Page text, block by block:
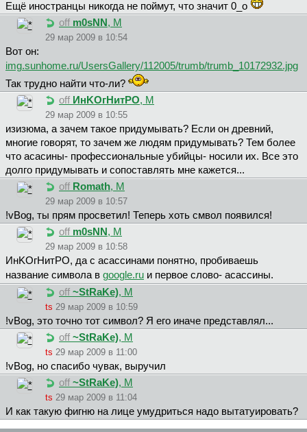
Ещё иностранцы никогда не поймут, что значит 0_о
off m0sNN , М
29 мар 2009 в 10:54
Вот он:
img.sunhome.ru/UsersGallery/112005/trumb/trumb_10172932.jpg
Так трудно найти что-ли?
off ИнKOгHитPO, М
29 мар 2009 в 10:55
изизюмa, а зачем такое придумывать? Если он древний,
многие говорят, то зачем же людям придумывать? Тем более
что асасины- профессиональные убийцы- носили их. Все это
долго придумывать и сопоставлять мне кажется...
off Romath, М
29 мар 2009 в 10:57
!vBog, ты прям просветил! Теперь хоть смвол появился!
off m0sNN , М
29 мар 2009 в 10:58
ИнKOгHитPO, да с асассинами понятно, пробиваешь
название символа в google.ru и первое слово- асассины.
off ~StRaKe), М
ts 29 мар 2009 в 10:59
!vBog, это точно тот символ? Я его иначе представлял...
off ~StRaKe), М
ts 29 мар 2009 в 11:00
!vBog, но спасибо чувак, выручил
off ~StRaKe), М
ts 29 мар 2009 в 11:04
И как такую фигню на лице умудриться надо вытатуировать?